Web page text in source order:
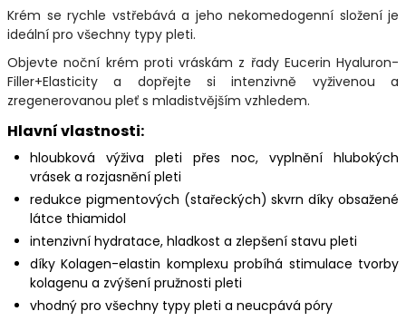
Krém se rychle vstřebává a jeho nekomedogenní složení je
ideální pro všechny typy pleti.
Objevte noční krém proti vráskám z řady Eucerin Hyaluron-
Filler+Elasticity a dopřejte si intenzivně vyživenou a
zregenerovanou pleť s mladistvějším vzhledem.
Hlavní vlastnosti:
hloubková výživa pleti přes noc, vyplnění hlubokých
vrásek a rozjasnění pleti
redukce pigmentových (stařeckých) skvrn díky obsažené
látce thiamidol
intenzivní hydratace, hladkost a zlepšení stavu pleti
díky Kolagen-elastin komplexu probíhá stimulace tvorby
kolagenu a zvýšení pružnosti pleti
vhodný pro všechny typy pleti a neucpává póry